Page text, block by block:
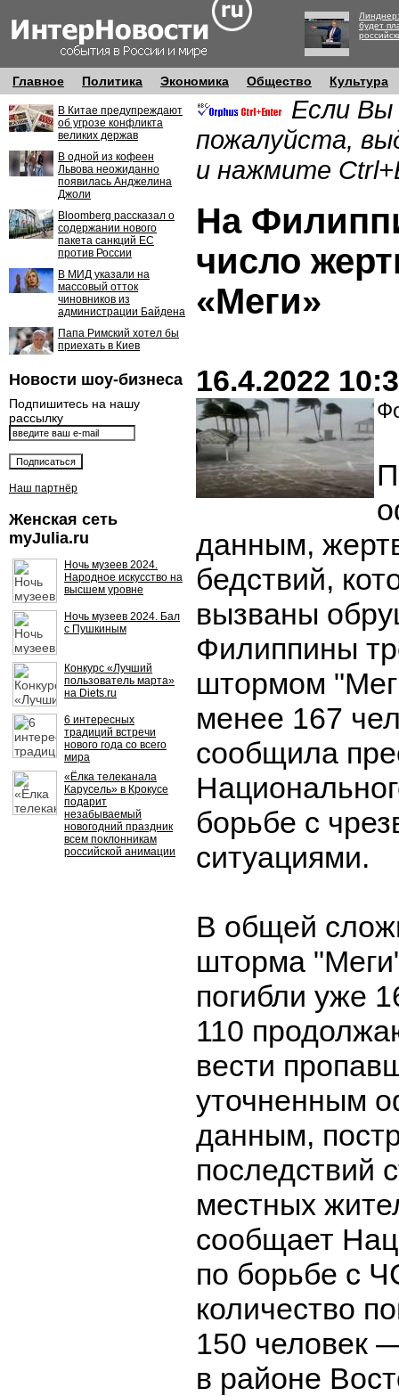
будет
Главное Политика Экономика Общество Культура
В Китае предупреждают
об угрозе конфликта
великих держав
В одной из кофеен
Львова неожиданно
появилась Анджелина
Джоли
Bloomberg рассказал о
содержании нового
пакета санкций ЕС
против России
В МИД указали на
массовый отток
чиновников из
администрации Байдена
Папа Римский хотел бы
приехать в Киев
Новости шоу-бизнеса
Подпишитесь на нашу
рассылку
Наш партнёр
Женская сеть
myJulia.ru
Ночь музеев 2024.
Народное искусство на
высшем уровне
Ночь музеев 2024. Бал
с Пушкиным
Конкурс «Лучший
пользователь марта»
на Diets.ru
6 интересных
традиций встречи
нового года со всего
мира
«Ёлка телеканала
Карусель» в Крокусе
подарит
незабываемый
новогодний праздник
всем поклонникам
российской анимации
Если Вы
пожалуйста,
и нажмите
На
число
«Меги»
16.4.2022
данным,
бедствий,
вызваны
Филиппины
штормом
менее 167
сообщила
борьбе с
ситуациями.
В общей
шторма
погибли уже
110
вести
уточненным
данным,
последствий
местных
сообщает
по борьбе с
количество
150 человек
в районе